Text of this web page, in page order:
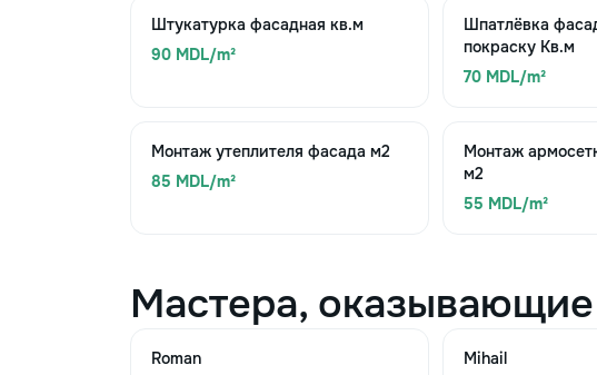
Штукатурка фасадная кв.м
90 MDL/m²
Шпатлёвка
покраску Кв.м
70 MDL/m²
Монтаж утеплителя фасада м2
85 MDL/m²
Монтаж
м2
55 MDL/m²
Мастера, оказывающие
Roman
Mihail